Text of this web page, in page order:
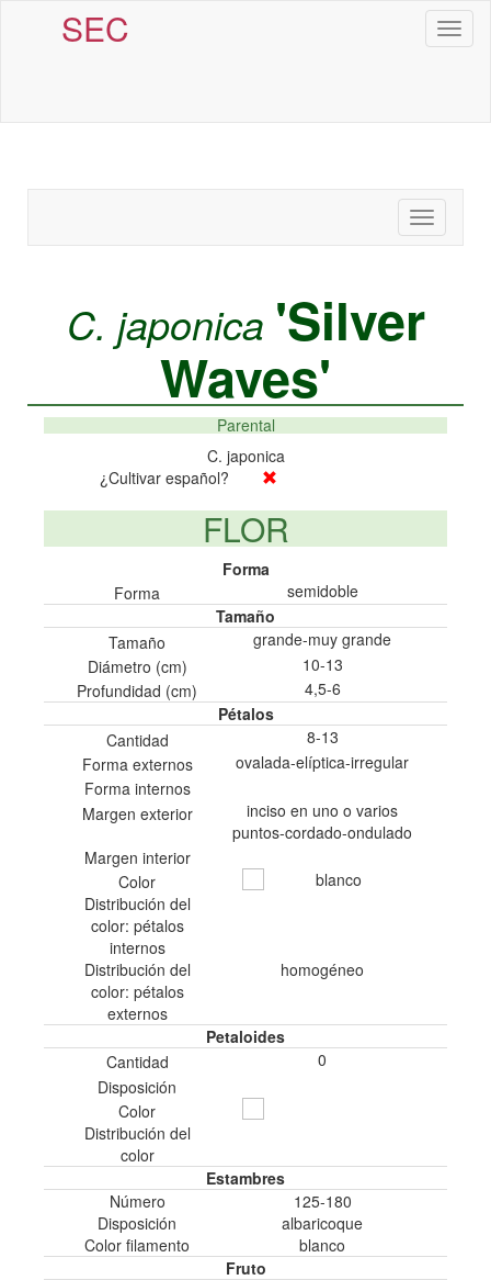
SEC
Toggle
navigation
C. japonica 'Silver
Waves'
Parental
C. japonica
¿Cultivar español?
FLOR
Forma
Forma
semidoble
Tamaño
Tamaño
grande-muy grande
Diámetro (cm)
10-13
Profundidad (cm)
4,5-6
Pétalos
Cantidad
8-13
Forma externos
ovalada-elíptica-irregular
Forma internos
Margen exterior
inciso en uno o varios
puntos-cordado-ondulado
Margen interior
Color
blanco
Distribución del
color: pétalos
internos
Distribución del
color: pétalos
externos
homogéneo
Petaloides
Cantidad
0
Disposición
Color
Distribución del
color
Estambres
Número
125-180
Disposición
albaricoque
Color filamento
blanco
Fruto